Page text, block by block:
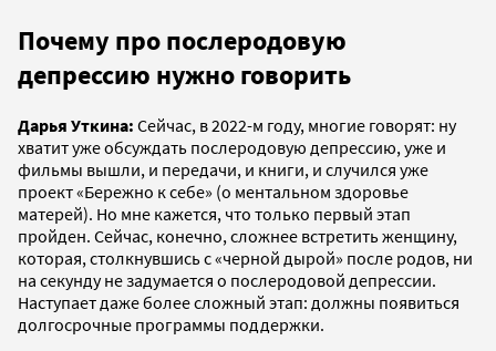
Почему про послеродовую
депрессию нужно говорить
Дарья Уткина: Сейчас, в 2022-м году, многие говорят: ну
хватит уже обсуждать послеродовую депрессию, уже и
фильмы вышли, и передачи, и книги, и случился уже
проект «Бережно к себе» (о ментальном здоровье
матерей). Но мне кажется, что только первый этап
пройден. Сейчас, конечно, сложнее встретить женщину,
которая, столкнувшись с «черной дырой» после родов, ни
на секунду не задумается о послеродовой депрессии.
Наступает даже более сложный этап: должны появиться
долгосрочные программы поддержки.